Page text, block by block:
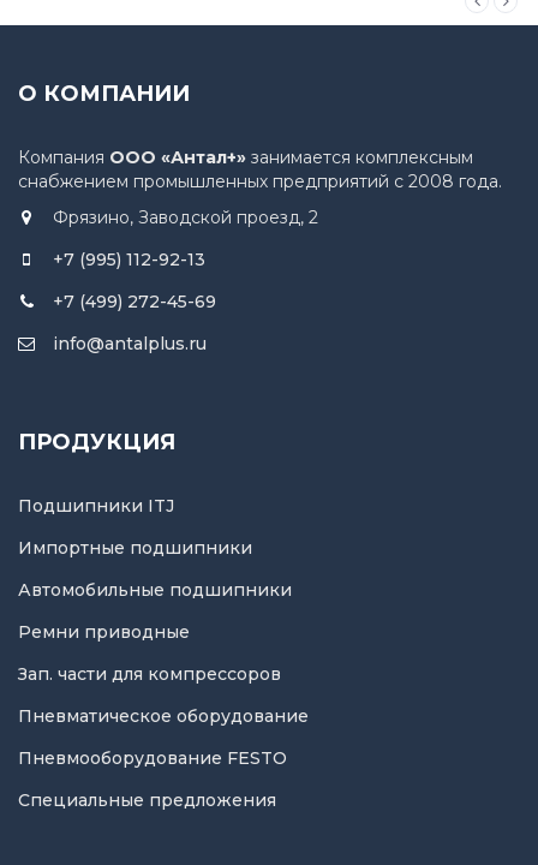
О КОМПАНИИ
Компания ООО «Антал+» занимается комплексным
снабжением промышленных предприятий с 2008 года.
Фрязино, Заводской проезд, 2
+7 (995) 112-92-13
+7 (499) 272-45-69
info@antalplus.ru
ПРОДУКЦИЯ
Подшипники ITJ
Импортные подшипники
Автомобильные подшипники
Ремни приводные
Зап. части для компрессоров
Пневматическое оборудование
Пневмооборудование FESTO
Специальные предложения